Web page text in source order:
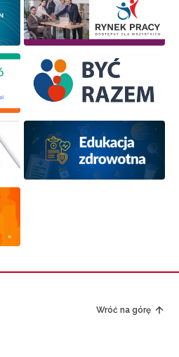
Wróć na górę